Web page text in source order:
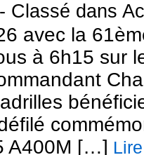
Classé dans
avec la
à 6h15 sur
A400M […]